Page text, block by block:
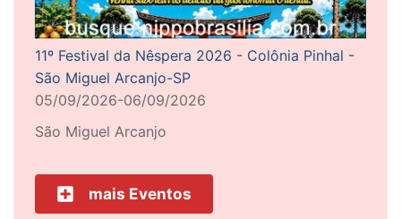
11º Festival da Nêspera 2026 - Colônia Pinhal -
São Miguel Arcanjo-SP
05/09/2026-06/09/2026
São Miguel Arcanjo
mais Eventos